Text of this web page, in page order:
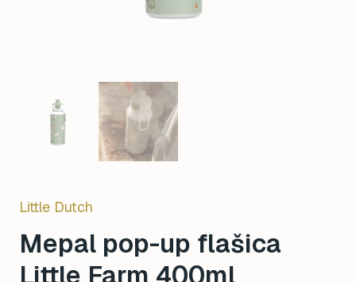
Little Dutch
Mepal pop-up flašica
Little Farm 400ml